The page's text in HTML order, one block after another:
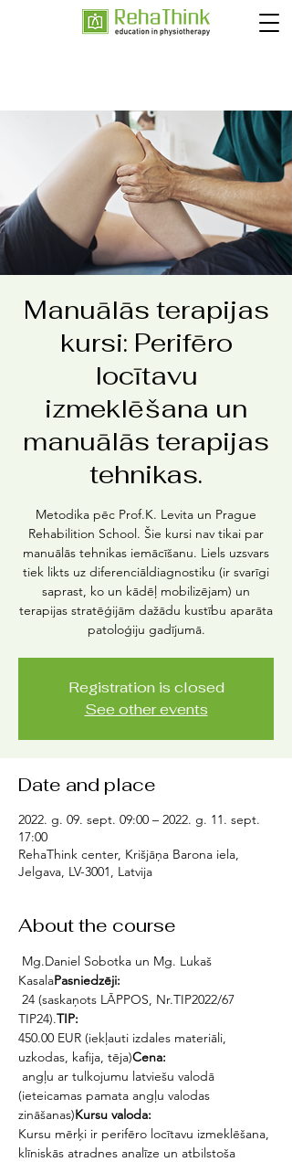
Manuālās terapijas
kursi: Perifēro
locītavu
izmeklēšana un
manuālās terapijas
tehnikas.
Metodika pēc Prof.K. Levita un Prague
Rehabilition School. Šie kursi nav tikai par
manuālās tehnikas iemācīšanu. Liels uzsvars
tiek likts uz diferenciāldiagnostiku (ir svarīgi
saprast, ko un kādēļ mobilizējam) un
terapijas stratēģijām dažādu kustību aparāta
patoloģiju gadījumā.
Registration is closed
See other events
Date and place
2022. g. 09. sept. 09:00 – 2022. g. 11. sept.
17:00
RehaThink center, Krišjāņa Barona iela,
Jelgava, LV-3001, Latvija
About the course
KasalaPasniedzēji:
TIP24).TIP:
450.00 EUR (iekļauti izdales materiāli,
uzkodas, kafija, tēja)Cena:
(ieteicamas pamata angļu valodas
zināšanas)Kursu valoda:
Kursu mērķi ir perifēro locītavu izmeklēšana,
klīniskās atradnes analīze un atbilstoša